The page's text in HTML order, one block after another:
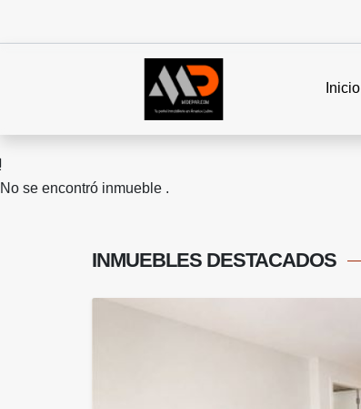
Inicio
No se encontró inmueble .
INMUEBLES DESTACADOS